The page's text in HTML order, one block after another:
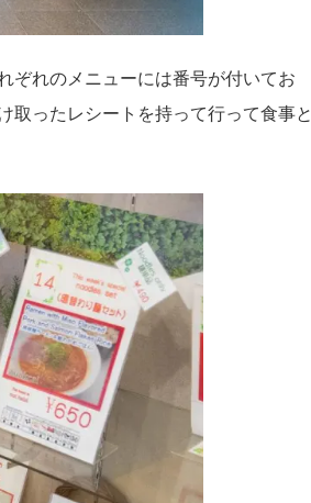
ぞれのメニューには番号が付いてお
取ったレシートを持って行って食事と